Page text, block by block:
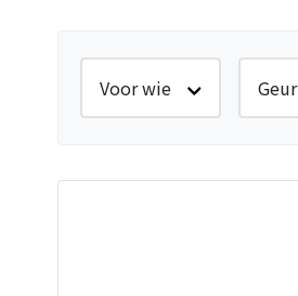
Voor wie Geur